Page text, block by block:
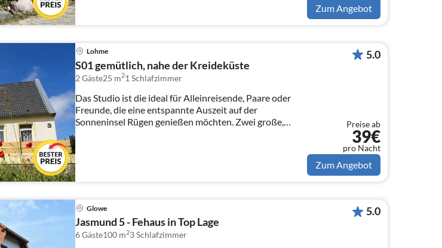
Zum Angebot
Lohme
S01 gemütlich, nahe der Kreideküste
2 Gäste25 m21Schlafzimmer
Das Studio ist die ideal für Alleinreisende, Paare oder
Freunde, die eine entspannte Auszeit auf der
Sonneninsel Rügen genießen möchten. Zwei große,
5.0
Preise ab
39€
pro Nacht
Zum Angebot
Glowe
Jasmund 5 - Fehaus in Top Lage
6 Gäste100 m23Schlafzimmer
5.0